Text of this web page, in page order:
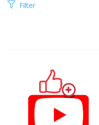
Remember me
Filter